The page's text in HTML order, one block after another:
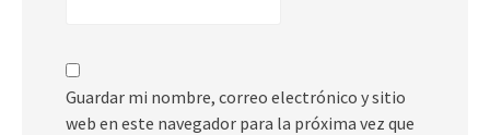
Guardar mi nombre, correo electrónico y sitio
web en este navegador para la próxima vez que